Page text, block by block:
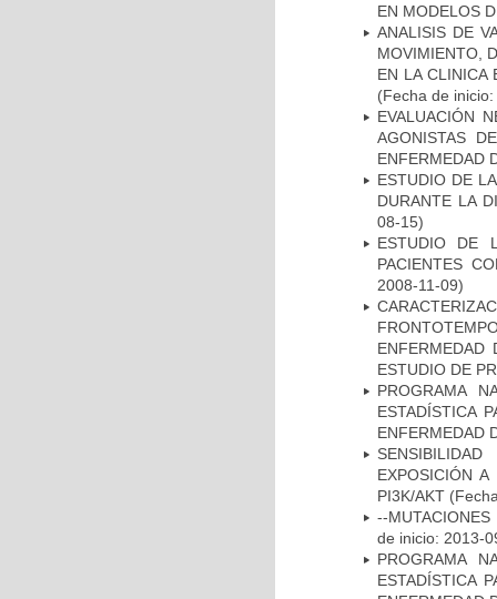
EN MODELOS
ANALISIS DE
MOVIMIENTO,
EN LA CLINICA
(Fecha de
EVALUACIÓN
AGONISTAS
ENFERMEDAD
ESTUDIO DE
DURANTE LA
08-15)
ESTUDIO DE
PACIENTES
2008-11-09)
ENFERMEDAD
ESTUDIO DE
PROGRAMA
ESTADÍSTICA
ENFERMEDAD
EXPOSICIÓN
PI3K/AKT
--
de inicio: 2013-
PROGRAMA
ESTADÍSTICA